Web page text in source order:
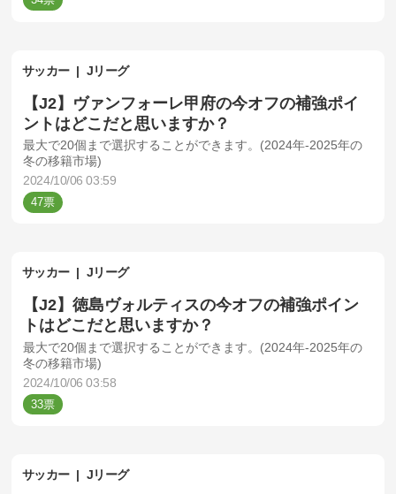
サッカー Jリーグ
【J2】ヴァンフォーレ甲府の今オフの補強ポイ
ントはどこだと思いますか？
最大で20個まで選択することができます。(2024年-2025年の
冬の移籍市場)
2024/10/06 03:59
47
サッカー Jリーグ
【J2】徳島ヴォルティスの今オフの補強ポイン
トはどこだと思いますか？
最大で20個まで選択することができます。(2024年-2025年の
冬の移籍市場)
2024/10/06 03:58
33
サッカー Jリーグ